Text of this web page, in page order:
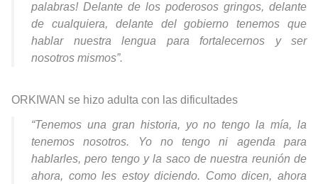
palabras! Delante de los poderosos gringos, delante
de cualquiera, delante del gobierno tenemos que
hablar nuestra lengua para fortalecernos y ser
nosotros mismos”.
ORKIWAN se hizo adulta con las dificultades
“Tenemos una gran historia, yo no tengo la mía, la
tenemos nosotros. Yo no tengo ni agenda para
hablarles, pero tengo y la saco de nuestra reunión de
ahora, como les estoy diciendo. Como dicen, ahora